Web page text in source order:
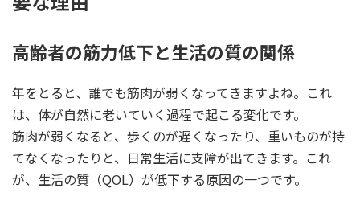
高齢者の筋力低下と生活の質の関係
年をとると、誰でも筋肉が弱くなってきますよね。これ
は、体が自然に老いていく過程で起こる変化です。
筋肉が弱くなると、歩くのが遅くなったり、重いものが持
てなくなったりと、日常生活に支障が出てきます。これ
が、生活の質（QOL）が低下する原因の一つです。